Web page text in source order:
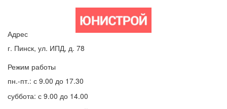
Адрес
г. Пинск, ул. ИПД, д. 78
Режим работы
пн.-пт.: с 9.00 до 17.30
суббота: с 9.00 до 14.00